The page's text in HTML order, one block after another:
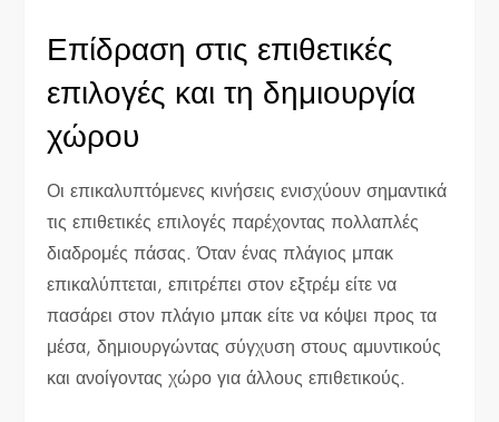
Επίδραση στις επιθετικές
επιλογές και τη δημιουργία
χώρου
Οι επικαλυπτόμενες κινήσεις ενισχύουν σημαντικά
τις επιθετικές επιλογές παρέχοντας πολλαπλές
διαδρομές πάσας. Όταν ένας πλάγιος μπακ
επικαλύπτεται, επιτρέπει στον εξτρέμ είτε να
πασάρει στον πλάγιο μπακ είτε να κόψει προς τα
μέσα, δημιουργώντας σύγχυση στους αμυντικούς
και ανοίγοντας χώρο για άλλους επιθετικούς.